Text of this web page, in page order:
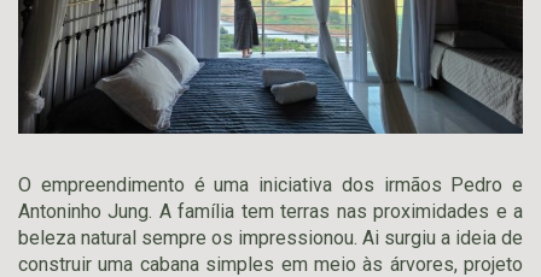
O empreendimento é uma iniciativa dos irmãos Pedro e
Antoninho Jung. A família tem terras nas proximidades e a
beleza natural sempre os impressionou. Ai surgiu a ideia de
construir uma cabana simples em meio às árvores, projeto